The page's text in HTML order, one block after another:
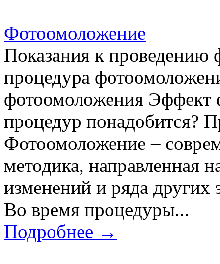
Фотоомоложение
Показания к проведению
процедура
фотоомоложения Эффект
процедур понадобится?
Фотоомоложение –
методика, направленная
изменений и ряда других
Во время процедуры...
Подробнее →